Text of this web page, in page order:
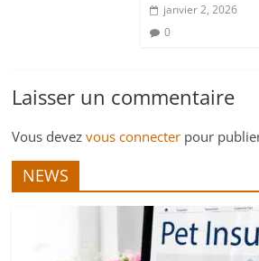
janvier 2, 2026
0
Laisser un commentaire
Vous devezvous connecter pour
NEWS